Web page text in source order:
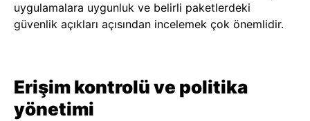
uygulamalara uygunluk ve belirli paketlerdeki
güvenlik açıkları açısından incelemek çok önemlidir.
Erişim kontrolü ve politika
yönetimi